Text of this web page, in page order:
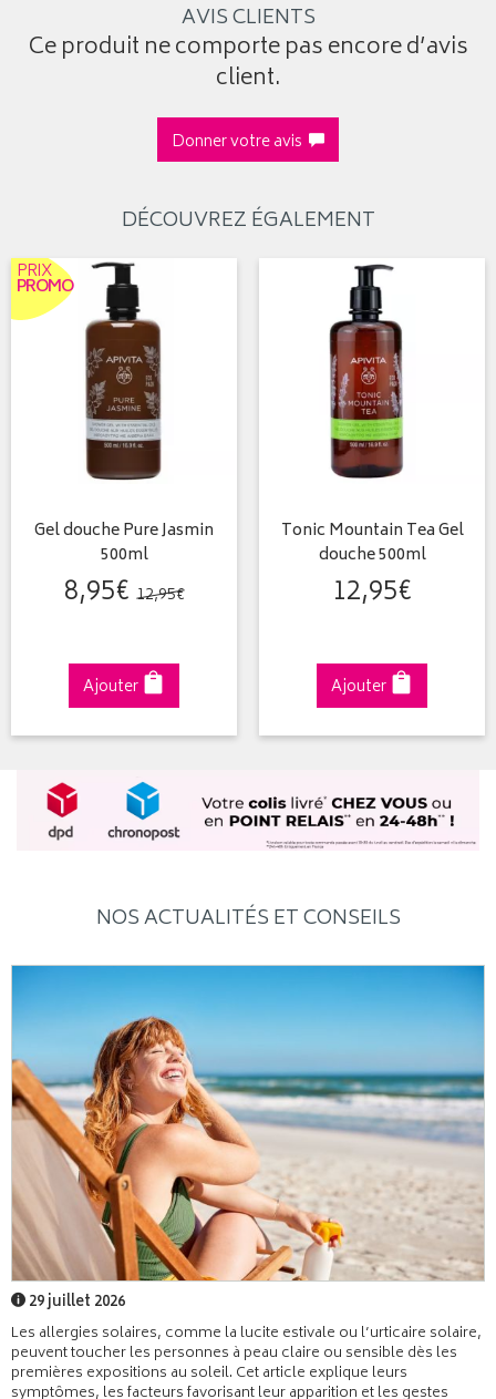
AVIS CLIENTS
Ce produit ne comporte pas encore d’avis
client.
Donner votre avis
DÉCOUVREZ ÉGALEMENT
PRIX
PROMO
Gel douche Pure Jasmin
500ml
8,95€ 12,95€
Ajouter
Tonic Mountain Tea Gel
douche 500ml
12,95€
Ajouter
NOS ACTUALITÉS ET CONSEILS
29 juillet 2026
Les allergies solaires, comme la lucite estivale ou l’urticaire solaire,
peuvent toucher les personnes à peau claire ou sensible dès les
premières expositions au soleil. Cet article explique leurs
symptômes, les facteurs favorisant leur apparition et les gestes